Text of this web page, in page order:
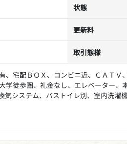
状態
更新料
取引態様
、宅配ＢＯＸ、コンビニ近、ＣＡＴ
学徒歩圏、礼金なし、エレベーター
気システム、バストイレ別、室内洗